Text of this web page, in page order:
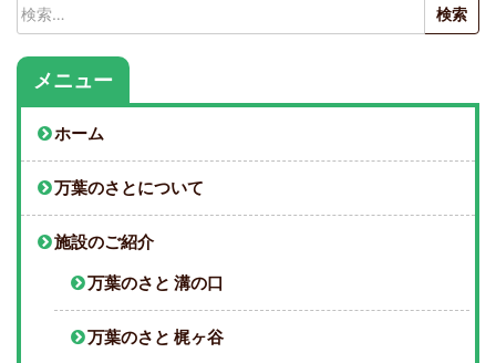
検
索:
メニュー
ホーム
万葉のさとについて
施設のご紹介
万葉のさと 溝の口
万葉のさと 梶ヶ谷